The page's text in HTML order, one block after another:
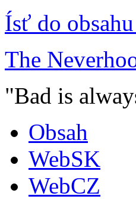
Ísť do
The
"Bad is
Obsah
WebSK
WebCZ